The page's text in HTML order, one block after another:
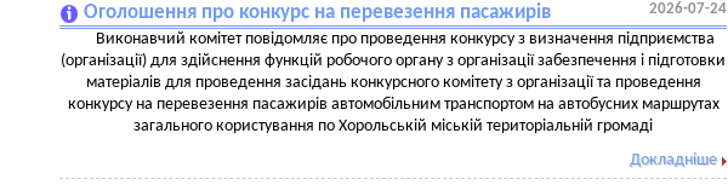
Оголошення про конкурс на перевезення пасажирів 2026-07-24
Виконавчий комітет повідомляє про проведення конкурсу з визначення підприємства
(організації) для здійснення функцій робочого органу з організації забезпечення і підготовки
матеріалів для проведення засідань конкурсного комітету з організації та проведення
конкурсу на перевезення пасажирів автомобільним транспортом на автобусних маршрутах
загального користування по Хорольській міській територіальній громаді
Докладніше